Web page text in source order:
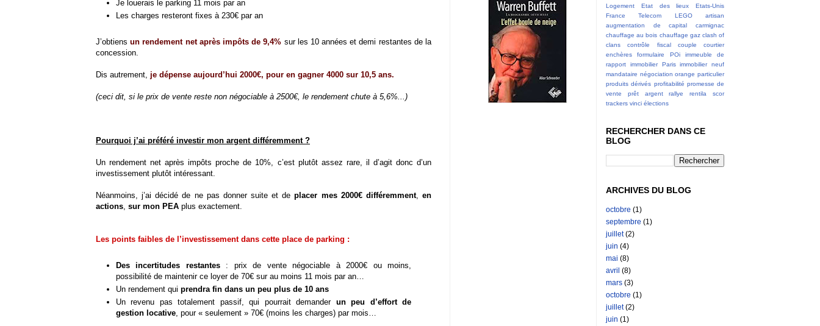
Je louerais le parking 11 mois par an
Les charges resteront fixes à 230€ par an
J’obtiensun rendement net après impôts de 9,4% sur les 10 années et demi restantes de la
concession.
Dis autrement, je dépense aujourd’hui 2000€, pour en gagner 4000 sur 10,5 ans.
(ceci dit, si le prix de vente reste non négociable à 2500€, le rendement chute à 5,6%...)
Pourquoi j’ai préféré investir mon argent différemment ?
Un rendement net après impôts proche de 10%, c’est plutôt assez rare, il d’agit donc d’un
investissement plutôt intéressant.
Néanmoins, j’ai décidé de ne pas donner suite et deplacer mes 2000€ différemment,en
actions, sur mon PEA plus exactement.
Les points faibles de l’investissement dans cette place de parking :
Des incertitudes restantes: prix de vente négociable à 2000€ ou moins,
possibilité de maintenir ce loyer de 70€ sur au moins 11 mois par an…
Un rendement qui prendra fin dans un peu plus de 10 ans
Un revenu pas totalement passif, qui pourrait demander un peu d’effort de
gestion locative, pour « seulement » 70€ (moins les charges) par mois…
Logement
Etat des lieux
Etats-Unis
France Telecom
LEGO
artisan
augmentation de capital
carmignac
chauffage au bois chauffage gaz clash of
clans
contrôle fiscal couple
courtier
enchères
formulaire POi
immeuble de
rapport
immobilier Paris
immobilier neuf
mandataire négociation orange particulier
produits dérivés profitabilité promesse de
vente
prêt argent rallye rentila
scor
trackers vinci élections
RECHERCHER DANS CE
BLOG
ARCHIVES DU BLOG
octobre (1)
septembre (1)
juillet(2)
juin (4)
mai (8)
avril (8)
mars (3)
octobre (1)
juillet(2)
juin (1)